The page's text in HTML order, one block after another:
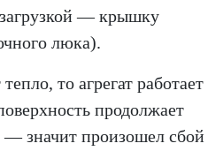
— крышку
люка).
то агрегат работает
продолжает
— значит произошел сбой